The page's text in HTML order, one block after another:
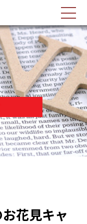
花見キャ